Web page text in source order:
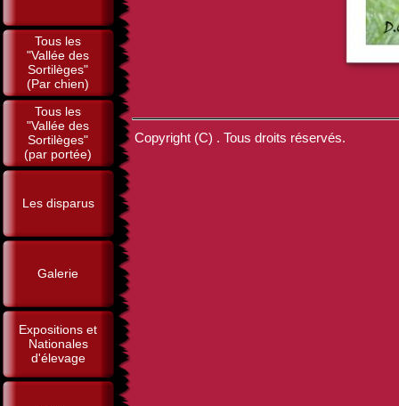
Tous les
"Vallée des
Sortilèges"
(Par chien)
Tous les
"Vallée des
Sortilèges"
(par portée)
Les disparus
Galerie
Expositions et
Nationales
d'élevage
Copyright (C) . Tous droits réservés.